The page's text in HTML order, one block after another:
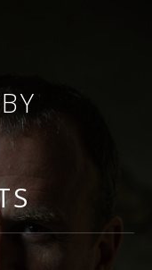
– COMPOSITEUR